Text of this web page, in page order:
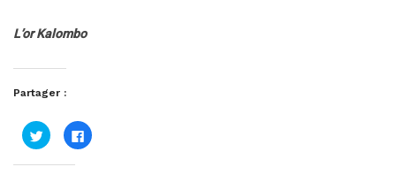
L’or Kalombo
Partager :
Cliquez
pour
partager
sur
Cliquez
pour